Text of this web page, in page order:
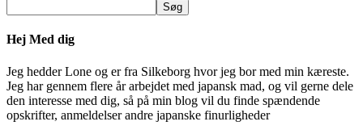
Søg
Hej Med dig
Jeg hedder Lone og er fra Silkeborg hvor jeg bor med min kæreste.
Jeg har gennem flere år arbejdet med japansk mad, og vil gerne dele
den interesse med dig, så på min blog vil du finde spændende
opskrifter, anmeldelser andre japanske finurligheder